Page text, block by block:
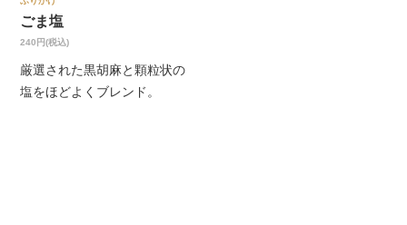
ごま塩
240円(税込)
厳選された黒胡麻と顆粒状の
塩をほどよくブレンド。